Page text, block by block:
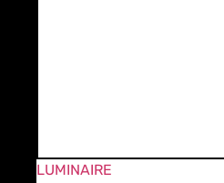
LUMINAIRE